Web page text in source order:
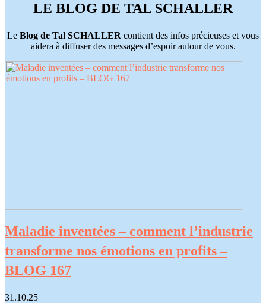
LE BLOG DE TAL SCHALLER
Le Blog de Tal SCHALLER contient des infos précieuses et vous
aidera à diffuser des messages d’espoir autour de vous.
Maladie inventées – comment l’industrie
transforme nos émotions en profits –
BLOG 167
31.10.25